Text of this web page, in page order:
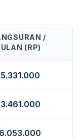
/
(RP)